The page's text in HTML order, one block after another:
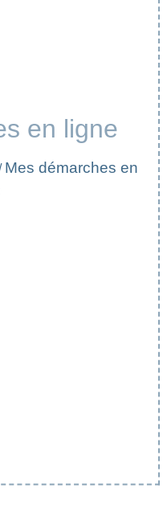
en ligne
Mes démarches en